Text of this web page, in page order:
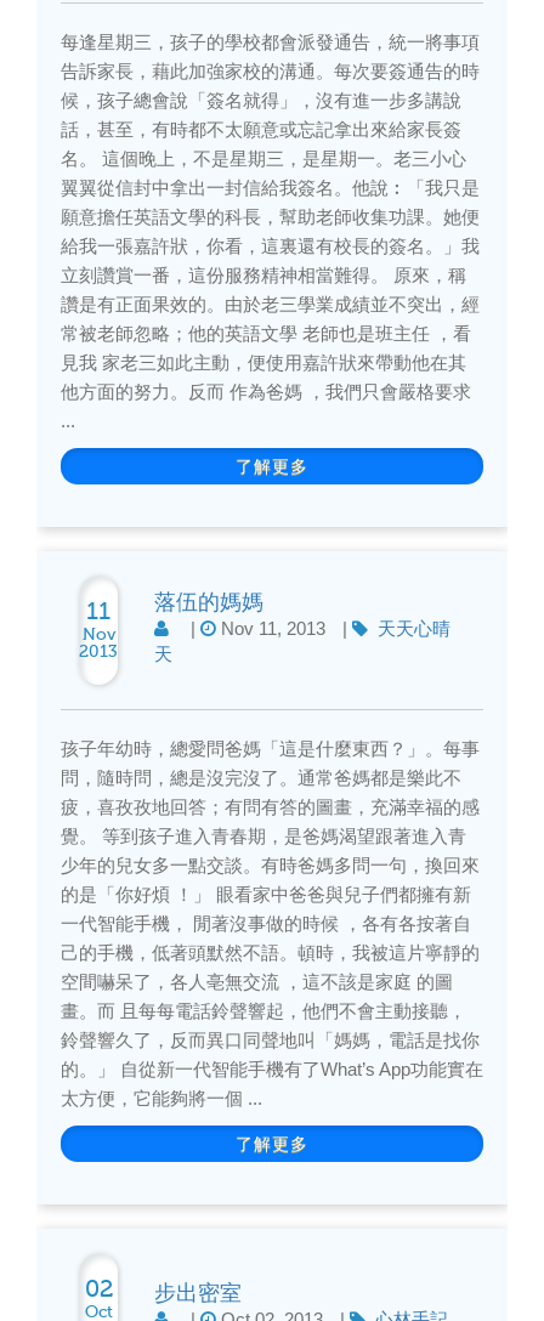
每逢星期三，孩子的學校都會派發通告，統一將事項
告訴家長，藉此加強家校的溝通。每次要簽通告的時
候，孩子總會說「簽名就得」，沒有進一步多講說
話，甚至，有時都不太願意或忘記拿出來給家長簽
名。 這個晚上，不是星期三，是星期一。老三小心
翼翼從信封中拿出一封信給我簽名。他說︰「我只是
願意擔任英語文學的科長，幫助老師收集功課。她便
給我一張嘉許狀，你看，這裏還有校長的簽名。」我
立刻讚賞一番，這份服務精神相當難得。 原來，稱
讚是有正面果效的。由於老三學業成績並不突出，經
常被老師忽略；他的英語文學 老師也是班主任 ，看
見我 家老三如此主動，便使用嘉許狀來帶動他在其
他方面的努力。反而 作為爸媽 ，我們只會嚴格要求
...
了解更多
11
Nov
2013
落伍的媽媽
| Nov 11, 2013 |
天天心晴
天
孩子年幼時，總愛問爸媽「這是什麼東西？」。每事
問，隨時問，總是沒完沒了。通常爸媽都是樂此不
疲，喜孜孜地回答；有問有答的圖畫，充滿幸福的感
覺。 等到孩子進入青春期，是爸媽渴望跟著進入青
少年的兒女多一點交談。有時爸媽多問一句，換回來
的是「你好煩 ！」 眼看家中爸爸與兒子們都擁有新
一代智能手機， 閒著沒事做的時候 ，各有各按著自
己的手機，低著頭默然不語。頓時，我被這片寧靜的
空間嚇呆了，各人亳無交流 ，這不該是家庭 的圖
畫。而 且每每電話鈴聲響起，他們不會主動接聽，
鈴聲響久了，反而異口同聲地叫「媽媽，電話是找你
的。」 自從新一代智能手機有了What’s App功能實在
太方便，它能夠將一個 ...
了解更多
02
Oct
步出密室